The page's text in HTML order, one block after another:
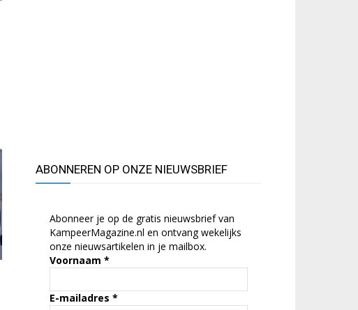
ABONNEREN OP ONZE NIEUWSBRIEF
Abonneer je op de gratis nieuwsbrief van
KampeerMagazine.nl en ontvang wekelijks
onze nieuwsartikelen in je mailbox.
Voornaam *
E-mailadres *